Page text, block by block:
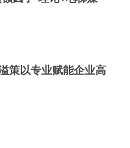
策以专业赋能企业高